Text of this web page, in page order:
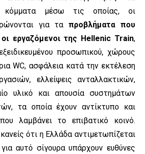
κόμματα μέσω τις οποίας, οι
για ταπροβλήματα που
εργαζόμενοι της Hellenic Train,
προσωπικού, χώρους
WC, ασφάλεια κατά την εκτέλεση
ελλείψεις ανταλλακτικών,
υλικό και απουσία συστημάτων
τα οποία έχουν αντίκτυπο και
λαμβάνει το επιβατικό κοινό.
ότι η Ελλάδα αντιμετωπίζεται
αυτό σίγουρα υπάρχουν ευθύνες